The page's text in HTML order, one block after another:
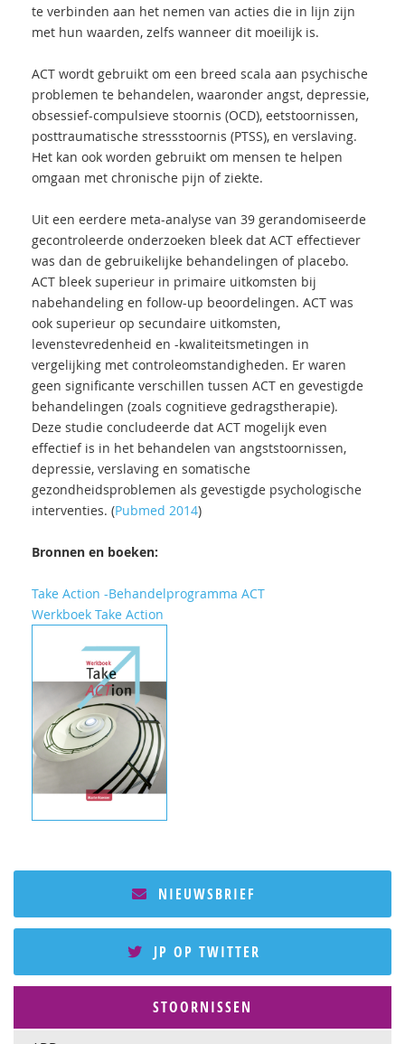
te verbinden aan het nemen van acties die in lijn zijn
met hun waarden, zelfs wanneer dit moeilijk is.
ACT wordt gebruikt om een breed scala aan psychische
problemen te behandelen, waaronder angst, depressie,
obsessief-compulsieve stoornis (OCD), eetstoornissen,
posttraumatische stressstoornis (PTSS), en verslaving.
Het kan ook worden gebruikt om mensen te helpen
omgaan met chronische pijn of ziekte.
Uit een eerdere meta-analyse van 39 gerandomiseerde
gecontroleerde onderzoeken bleek dat ACT effectiever
was dan de gebruikelijke behandelingen of placebo.
ACT bleek superieur in primaire uitkomsten bij
nabehandeling en follow-up beoordelingen. ACT was
ook superieur op secundaire uitkomsten,
levenstevredenheid en -kwaliteitsmetingen in
vergelijking met controleomstandigheden. Er waren
geen significante verschillen tussen ACT en gevestigde
behandelingen (zoals cognitieve gedragstherapie).
Deze studie concludeerde dat ACT mogelijk even
effectief is in het behandelen van angststoornissen,
depressie, verslaving en somatische
gezondheidsproblemen als gevestigde psychologische
interventies​. (Pubmed 2014)
Bronnen en boeken:
Take Action -Behandelprogramma ACT
Werkboek Take Action
NIEUWSBRIEF
JP OP TWITTER
STOORNISSEN